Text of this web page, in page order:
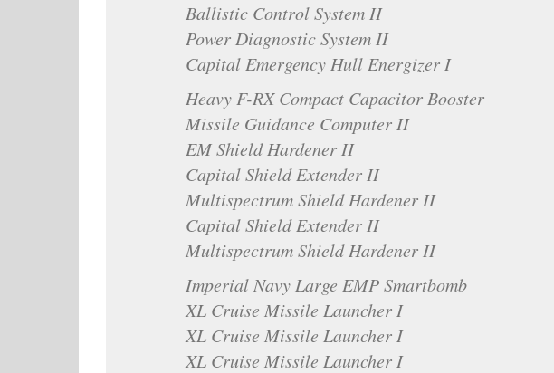
Ballistic Control System II
Power Diagnostic System II
Capital Emergency Hull Energizer I
Heavy F-RX Compact Capacitor Booster
Missile Guidance Computer II
EM Shield Hardener II
Capital Shield Extender II
Multispectrum Shield Hardener II
Capital Shield Extender II
Multispectrum Shield Hardener II
Imperial Navy Large EMP Smartbomb
XL Cruise Missile Launcher I
XL Cruise Missile Launcher I
XL Cruise Missile Launcher I